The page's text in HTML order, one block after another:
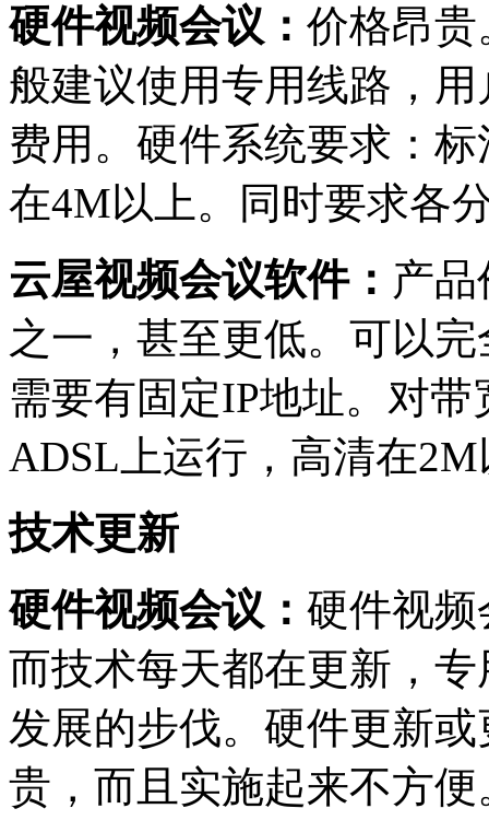
硬件视频会议： 价格昂
般建议使用专用线路，
费用。硬件系统要求：
在4M以上。同时要求各
云屋视频会议软件： 产
之一，甚至更低。可以
需要有固定IP地址。对带
ADSL 上运行，高清在2M
技术更新
硬件视频会议： 硬件视
而技术每天都在更新，
发展的步伐。硬件更新
贵，而且实施起来不方便